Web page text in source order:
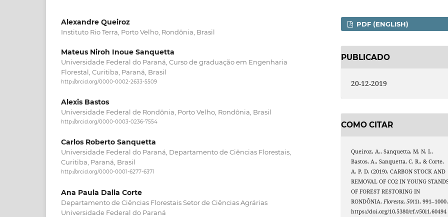
Alexandre Queiroz
Instituto Rio Terra, Porto Velho, Rondônia, Brasil
Mateus Niroh Inoue Sanquetta
Universidade Federal do Paraná, Curso de graduação em Engenharia
Florestal, Curitiba, Paraná, Brasil
http://orcid.org/0000-0002-2633-5509
Alexis Bastos
Universidade Federal de Rondônia, Porto Velho, Rondônia, Brasil
http://orcid.org/0000-0003-0236-7554
Carlos Roberto Sanquetta
Universidade Federal do Paraná, Departamento de Ciências Florestais,
Curitiba, Paraná, Brasil
http://orcid.org/0000-0001-6277-6371
Ana Paula Dalla Corte
Departamento de Ciências Florestais Setor de Ciências Agrárias
Universidade Federal do Paraná
PDF (ENGLISH)
PUBLICADO
20-12-2019
COMO CITAR
Queiroz, A., Sanquetta, M. N. I.,
Bastos, A., Sanquetta, C. R., & Corte,
A. P. D. (2019). CARBON STOCK AND
REMOVAL OF CO2 IN YOUNG
OF FOREST RESTORING IN
RONDÔNIA. Floresta,50(1), 991–1000.
https://doi.org/10.5380/rf.v50i1.60494